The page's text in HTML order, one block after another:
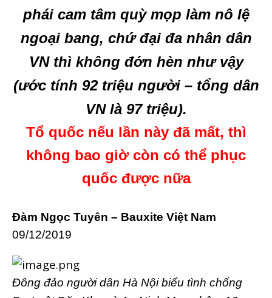
phái cam tâm quỳ mọp làm nô lệ
ngoại bang, chứ đại đa nhân dân
VN thì không đớn hèn như vậy
(ước tính 92 triệu người – tổng dân
VN là 97 triệu).
Tổ quốc nếu lần này đã mất, thì
không bao giờ còn có thể phục
quốc được nữa
Đàm Ngọc Tuyên – Bauxite Việt Nam
09/12/2019
Đông đảo người dân Hà Nội biểu tình chống